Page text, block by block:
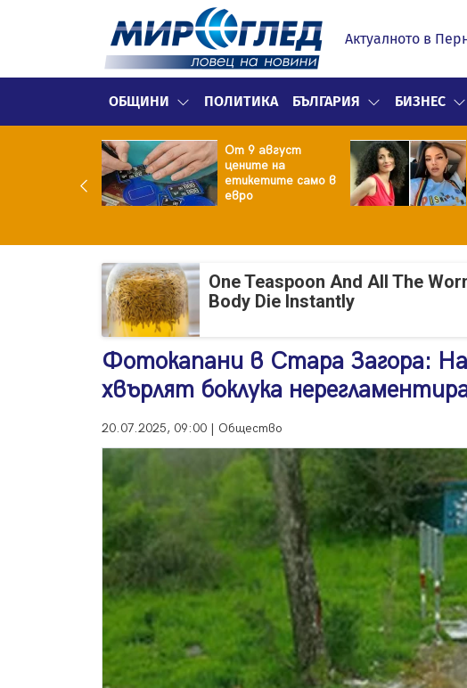
Актуалното в
ОБЩИНИ ПОЛИТИКА БЪЛГАРИЯ БИЗНЕС
От 9 август
цените на
етикетите само в
евро
One Teaspoon And All The
Body Die Instantly
Фотокапани в Стара Загора:
хвърлят боклука
20.07.2025, 09:00 | Общество